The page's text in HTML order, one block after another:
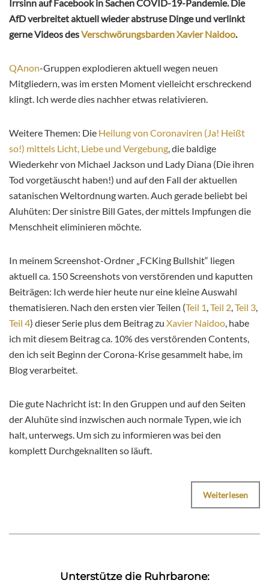
Irrsinn auf Facebook in Sachen COVID-19-Pandemie. Die
AfD verbreitet aktuell wieder abstruse Dinge und verlinkt
gerne Videos desVerschwörungsbarden Xavier Naidoo.
QAnon-Gruppen explodieren aktuell wegen neuen
Mitgliedern, was im ersten Moment vielleicht erschreckend
klingt. Ich werde dies nachher etwas relativieren.
Weitere Themen: Die Heilung von Coronaviren (Ja! Heißt
so!) mittels Licht, Liebe und Vergebung, die baldige
Wiederkehr von Michael Jackson und Lady Diana (Die ihren
Tod vorgetäuscht haben!) und auf den Fall der aktuellen
satanischen Weltordnung warten. Auch gerade beliebt bei
Aluhüten: Der sinistre Bill Gates, der mittels Impfungen die
Menschheit eliminieren möchte.
In meinem Screenshot-Ordner „FCKing Bullshit“ liegen
aktuell ca. 150 Screenshots von verstörenden und kaputten
Beiträgen: Ich werde hier heute nur eine kleine Auswahl
thematisieren. Nach den ersten vier Teilen (Teil 1,Teil 2,Teil 3,
Teil 4) dieser Serie plus dem Beitrag zu Xavier Naidoo, habe
ich mit diesem Beitrag ca. 10% des verstörenden Contents,
den ich seit Beginn der Corona-Krise gesammelt habe, im
Blog verarbeitet.
Die gute Nachricht ist: In den Gruppen und auf den Seiten
der Aluhüte sind inzwischen auch normale Typen, wie ich
halt, unterwegs. Um sich zu informieren was bei den
komplett Durchgeknallten so läuft.
Weiterlesen
Unterstütze die Ruhrbarone: